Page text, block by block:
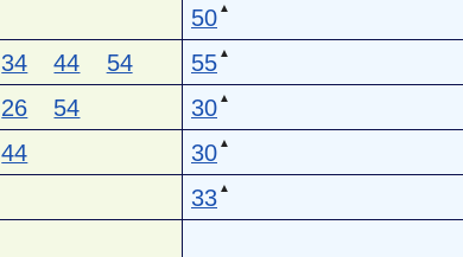
50 ▲
34 44 54 55 ▲
26 54 30 ▲
44 30 ▲
33 ▲